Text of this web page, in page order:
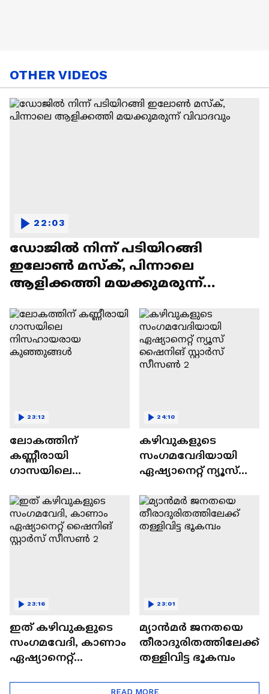
OTHER VIDEOS
ഡോജിൽ നിന്ന് പടിയിറങ്ങി
ഇലോൺ മസ്ക്, പിന്നാലെ
ആളിക്കത്തി മയക്കുമരുന്ന്
22:03
ലോകത്തിന്
കണ്ണീരായി
ഗാസയിലെ
കുഞ്ഞുങ്ങൾ
23:12
കഴിവുകളുടെ
സംഗമവേദിയായി
ഏഷ്യാനെറ്റ് ന്യൂസ്
സീസൺ 2
24:10
ഇത് കഴിവുകളുടെ
സംഗമവേദി, കാണാം
ഏഷ്യാനെറ്റ്
23:16
മ്യാൻമർ ജനതയെ
തീരാദുരിതത്തിലേക്ക്
തള്ളിവിട്ട ഭൂകമ്പം
23:01
READ MORE